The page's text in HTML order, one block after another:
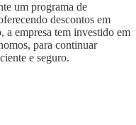
um programa de
descontos em
a empresa tem investido em
para continuar
e seguro.